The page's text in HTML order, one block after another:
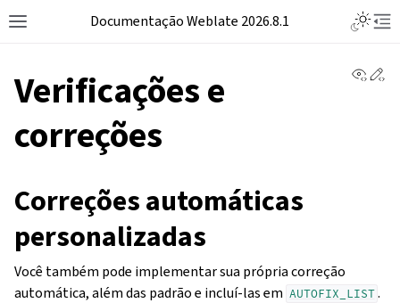
Documentação Weblate 2026.8.1
Verificações e
correções
Correções automáticas
personalizadas
Você também pode implementar sua própria correção
automática, além das padrão e incluí-las em AUTOFIX_LIST .